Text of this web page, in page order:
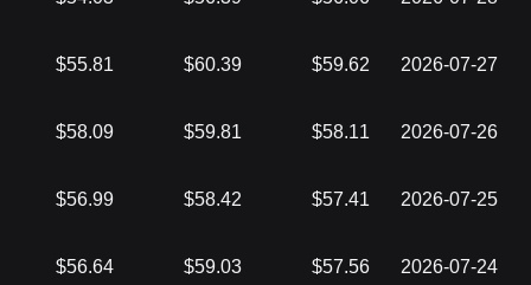
2026-07-27
$59.62
$60.39
$55.81
2026-07-26
$58.11
$59.81
$58.09
2026-07-25
$57.41
$58.42
$56.99
2026-07-24
$57.56
$59.03
$56.64